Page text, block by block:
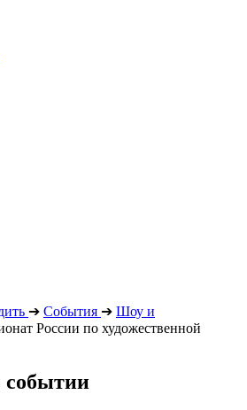
➔ События ➔ Шоу и
России по художественной